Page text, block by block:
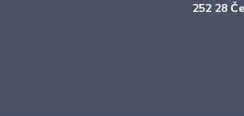
252 28